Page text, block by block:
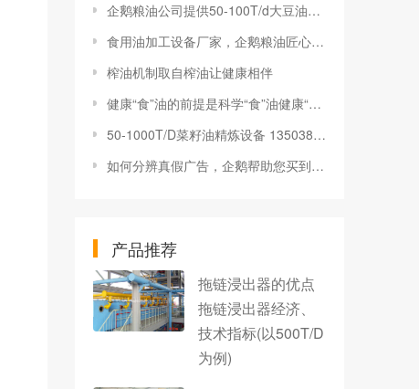
企鹅粮油公司提供50-100T/d大豆油精炼设备
食用油加工设备厂家，企鹅粮油匠心坚守
榨油机制取自榨油让健康相伴
健康“食”油的前提是科学“食”油健康“食”油应注意哪些?
50-1000T/D菜籽油精炼设备 13503839006
如何分辨真假广告，企鹅帮助您买到理想榨油机
产品推荐
拖链浸出器的优点
拖链浸出器经济、
技术指标(以500T/D
为例)